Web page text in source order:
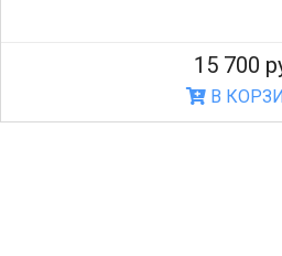
15 700
В